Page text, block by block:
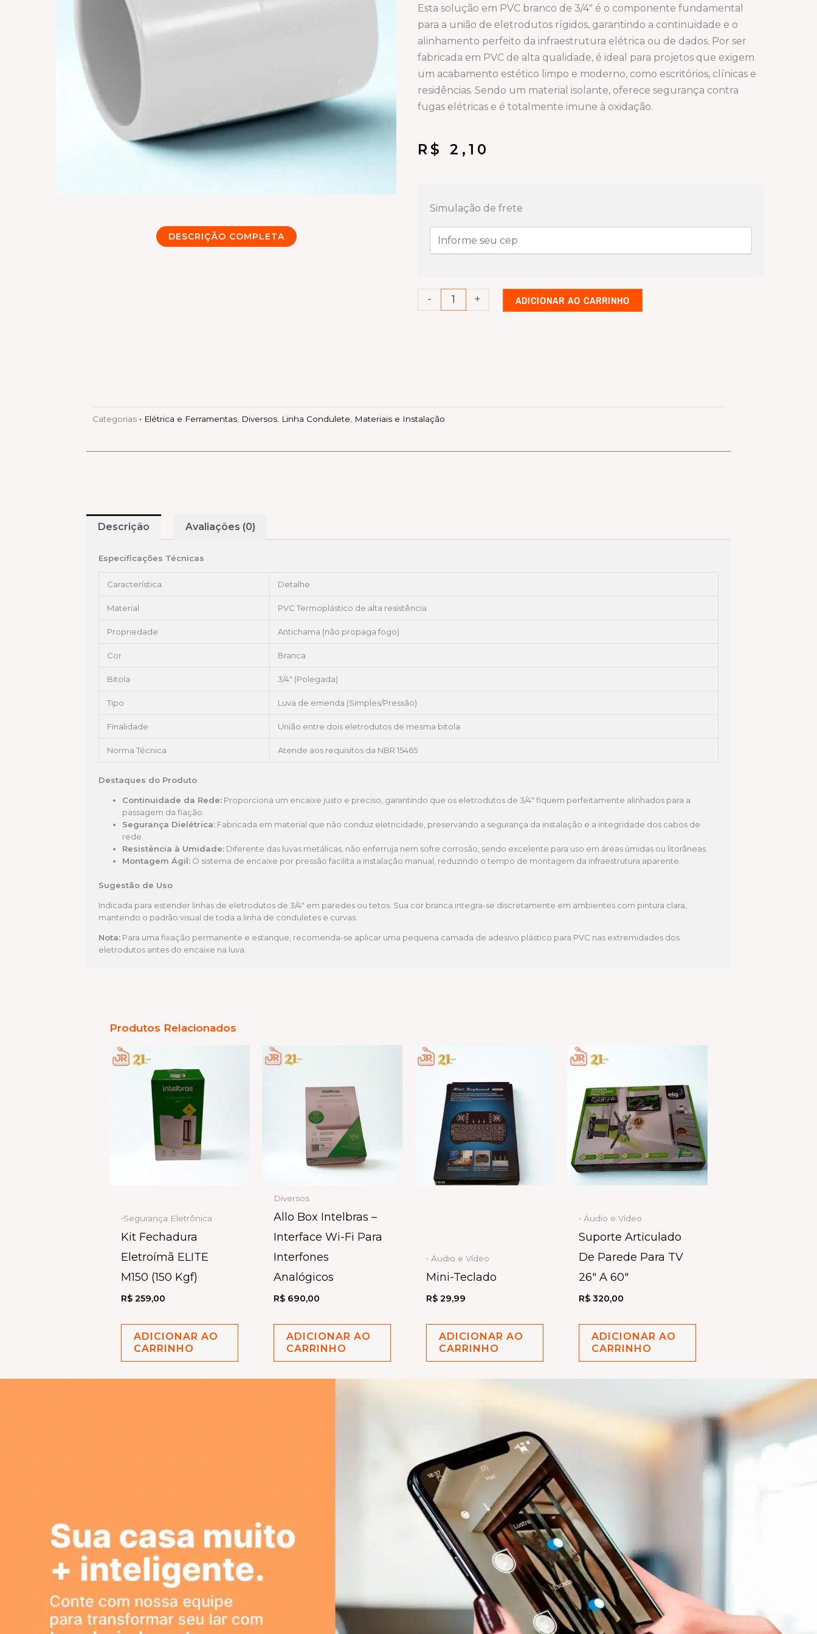
DESCRIÇÃO COMPLETA
Esta solução em PVC branco de 3/4″ é o componente fundamental
para a união de eletrodutos rígidos, garantindo a continuidade e o
alinhamento perfeito da infraestrutura elétrica ou de dados. Por ser
fabricada em PVC de alta qualidade, é ideal para projetos que exigem
um acabamento estético limpo e moderno, como escritórios, clínicas e
residências. Sendo um material isolante, oferece segurança contra
fugas elétricas e é totalmente imune à oxidação.
R$ 2,10
Simulação de frete
-
condulete
Luva
3/4
+ ADICIONAR AO CARRINHO
Categorias • Elétrica e Ferramentas Diversos Linha Condulete Materiais e Instalação
Descrição Avaliações (0)
Especificações Técnicas
Característica Detalhe
Material PVC Termoplástico de alta resistência
Propriedade Antichama (não propaga fogo)
Cor Branca
Bitola 3/4″ (Polegada)
Tipo Luva de emenda (Simples/Pressão)
Finalidade União entre dois eletrodutos de mesma bitola
Norma Técnica Atende aos requisitos da NBR 15465
Destaques do Produto
Continuidade da Rede: Proporciona um encaixe justo e preciso, garantindo que os eletrodutos de 3/4″ fiquem perfeitamente alinhados para a
passagem da fiação.
Segurança Dielétrica: Fabricada em material que não conduz eletricidade, preservando a segurança da instalação e a integridade dos cabos de
rede.
Resistência à Umidade: Diferente das luvas metálicas, não enferruja nem sofre corrosão, sendo excelente para uso em áreas úmidas ou litorâneas.
Montagem Ágil: O sistema de encaixe por pressão facilita a instalação manual, reduzindo o tempo de montagem da infraestrutura aparente.
Sugestão de Uso
Indicada para estender linhas de eletrodutos de 3/4″ em paredes ou tetos. Sua cor branca integra-se discretamente em ambientes com pintura clara,
mantendo o padrão visual de toda a linha de conduletes e curvas.
Nota: Para uma fixação permanente e estanque, recomenda-se aplicar uma pequena camada de adesivo plástico para PVC nas extremidades dos
eletrodutos antes do encaixe na luva.
Produtos Relacionados
•Segurança Eletrônica
Kit Fechadura
Eletroímã ELITE
M150 (150 Kgf)
R$ 259,00
ADICIONAR AO
CARRINHO
Diversos
Allo Box Intelbras –
Interface Wi-Fi Para
Interfones
Analógicos
R$ 690,00
ADICIONAR AO
CARRINHO
• Áudio e Vídeo
Mini-Teclado
R$ 29,99
ADICIONAR AO
CARRINHO
• Áudio e Vídeo
Suporte Articulado
De Parede Para TV
26″ A 60″
R$ 320,00
ADICIONAR AO
CARRINHO